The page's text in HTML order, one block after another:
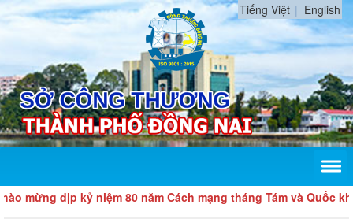
Tiếng Việt English
dịp kỷ niệm 80 năm Cách mạng tháng Tám và Quốc khánh